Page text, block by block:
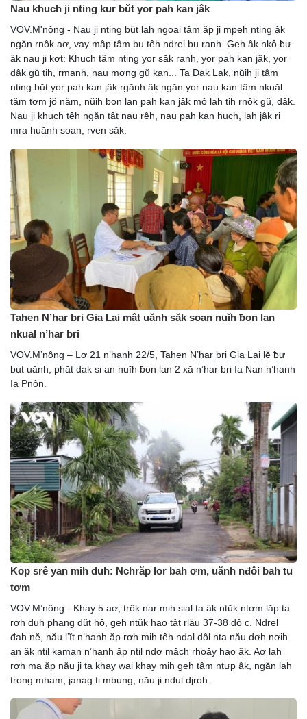
Nau khuch ji nting kur bŭt yor pah kan jâk
VOV.M'nông - Nau ji nting bŭt lah ngoai tâm ăp ji mpeh nting âk
ngăn rnôk aơ, vay mâp tâm bu têh ndrel bu ranh. Geh âk nkô̆ ƀư
âk nau ji kơt: Khuch tâm nting yor săk ranh, yor pah kan jâk, yor
dâk gŭ tih, rmanh, nau mơng gŭ kan... Ta Dak Lak, nŭih ji tâm
nting bŭt yor pah kan jâk rgănh âk ngăn yor nau kan tâm nkuăl
tăm tơm jŏ năm, nŭih ƀon lan pah kan jâk mô lah tih rnôk gŭ, dâk.
Nau ji khuch têh ngăn tât nau rêh, nau pah kan huch, lah jâk ri
mra huănh soan, rven săk.
Tahen N’har bri Gia Lai mât uănh săk soan nuĭh ƀon lan
nkual n’har bri
VOV.M’nông – Lơ 21 n’hanh 22/5, Tahen N’har bri Gia Lai lĕ ƀư
but uănh, phăt dak si an nuĭh ƀon lan 2 xă n’har bri Ia Nan n’hanh
Ia Pnôn.
Kop srê yan mih duh: Nchrăp lor bah ơm, uănh nđôi bah tu
tơm
VOV.M’nông - Khay 5 aơ, trôk nar mih sial ta âk ntŭk ntơm lăp ta
rơh duh phang dŭt hô, geh ntŭk hao tât rlău 37-38 độ c. Ndrel
đah nĕ, nău l’ĭt n’hanh ăp rơh mih têh ndal dôl nta nău dơh nơih
an âk ntil kaman n’hanh ăp ntil ndơ măch rhoăy hao âk. Aơ lah
rơh ma ăp nău ji ta khay wai khay mih geh tâm ntưp âk, ngăn lah
trong mham, janag ti mbung, nău ji ndul djroh.